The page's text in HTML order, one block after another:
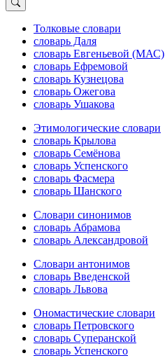
Толковые словари
словарь Даля
словарь Евгеньевой (МАС)
словарь Ефремовой
словарь Кузнецова
словарь Ожегова
словарь Ушакова
Этимологические словари
словарь Крылова
словарь Семёнова
словарь Успенского
словарь Фасмера
словарь Шанского
Словари синонимов
словарь Абрамова
словарь Александровой
Словари антонимов
словарь Введенской
словарь Львова
Ономастические словари
словарь Петровского
словарь Суперанской
словарь Успенского